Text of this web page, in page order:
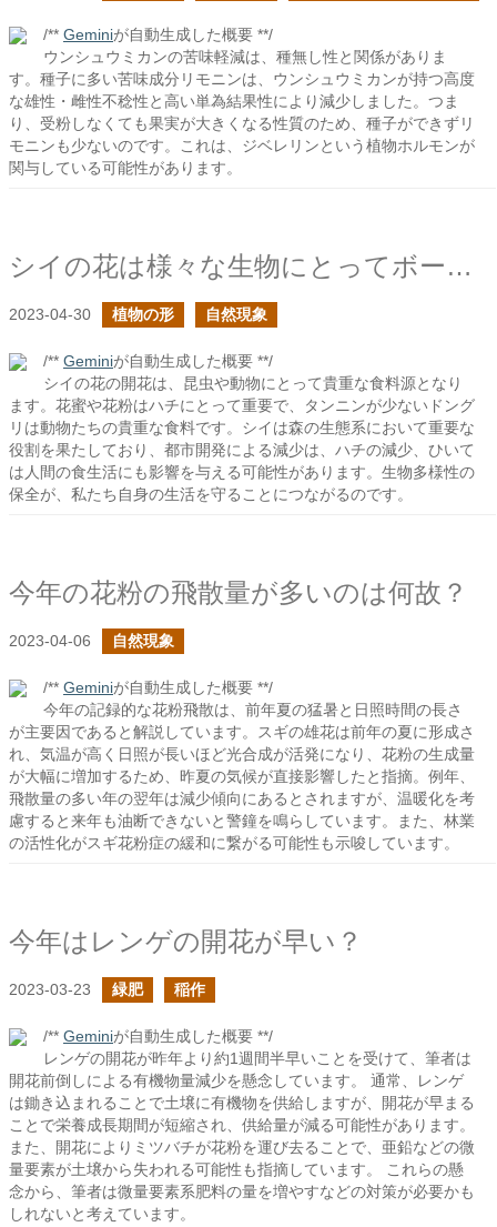
/** Geminiが自動生成した概要 **/
ウンシュウミカンの苦味軽減は、種無し性と関係がありま
す。種子に多い苦味成分リモニンは、ウンシュウミカンが持つ高度
な雄性・雌性不稔性と高い単為結果性により減少しました。つま
り、受粉しなくても果実が大きくなる性質のため、種子ができずリ
モニンも少ないのです。これは、ジベレリンという植物ホルモンが
関与している可能性があります。
シイの花は様々な生物にとってボーナスのようなものだと思う
2023-04-30 植物の形 自然現象
/** Geminiが自動生成した概要 **/
シイの花の開花は、昆虫や動物にとって貴重な食料源となり
ます。花蜜や花粉はハチにとって重要で、タンニンが少ないドング
リは動物たちの貴重な食料です。シイは森の生態系において重要な
役割を果たしており、都市開発による減少は、ハチの減少、ひいて
は人間の食生活にも影響を与える可能性があります。生物多様性の
保全が、私たち自身の生活を守ることにつながるのです。
今年の花粉の飛散量が多いのは何故？
2023-04-06 自然現象
/** Geminiが自動生成した概要 **/
今年の記録的な花粉飛散は、前年夏の猛暑と日照時間の長さ
が主要因であると解説しています。スギの雄花は前年の夏に形成さ
れ、気温が高く日照が長いほど光合成が活発になり、花粉の生成量
が大幅に増加するため、昨夏の気候が直接影響したと指摘。例年、
飛散量の多い年の翌年は減少傾向にあるとされますが、温暖化を考
慮すると来年も油断できないと警鐘を鳴らしています。また、林業
の活性化がスギ花粉症の緩和に繋がる可能性も示唆しています。
今年はレンゲの開花が早い？
2023-03-23 緑肥 稲作
/** Geminiが自動生成した概要 **/
レンゲの開花が昨年より約1週間半早いことを受けて、筆者は
開花前倒しによる有機物量減少を懸念しています。 通常、レンゲ
は鋤き込まれることで土壌に有機物を供給しますが、開花が早まる
ことで栄養成長期間が短縮され、供給量が減る可能性があります。
また、開花によりミツバチが花粉を運び去ることで、亜鉛などの微
量要素が土壌から失われる可能性も指摘しています。 これらの懸
念から、筆者は微量要素系肥料の量を増やすなどの対策が必要かも
しれないと考えています。